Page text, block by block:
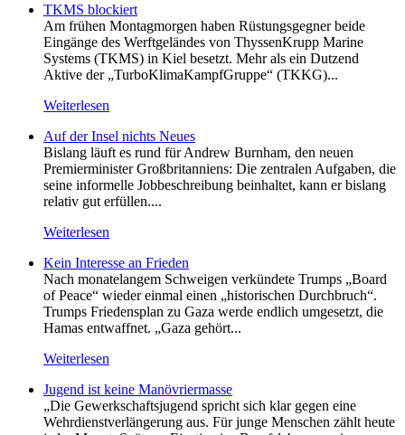
TKMS blockiert
Am frühen Montagmorgen haben Rüstungsgegner beide
Eingänge des Werftgeländes von ThyssenKrupp Marine
Systems (TKMS) in Kiel besetzt. Mehr als ein Dutzend
Aktive der „TurboKlimaKampfGruppe“ (TKKG)...
Weiterlesen
Auf der Insel nichts Neues
Bislang läuft es rund für Andrew Burnham, den neuen
Premierminister Großbritanniens: Die zentralen Aufgaben, die
seine informelle Jobbeschreibung beinhaltet, kann er bislang
relativ gut erfüllen....
Weiterlesen
Kein Inte­resse an Frieden
Nach monatelangem Schweigen verkündete Trumps „Board
of Peace“ wieder einmal einen „historischen Durchbruch“.
Trumps Friedensplan zu Gaza werde endlich umgesetzt, die
Hamas entwaffnet. „Gaza gehört...
Weiterlesen
Jugend ist keine Manövriermasse
„Die Gewerkschaftsjugend spricht sich klar gegen eine
Wehrdienstverlängerung aus. Für junge Menschen zählt heute